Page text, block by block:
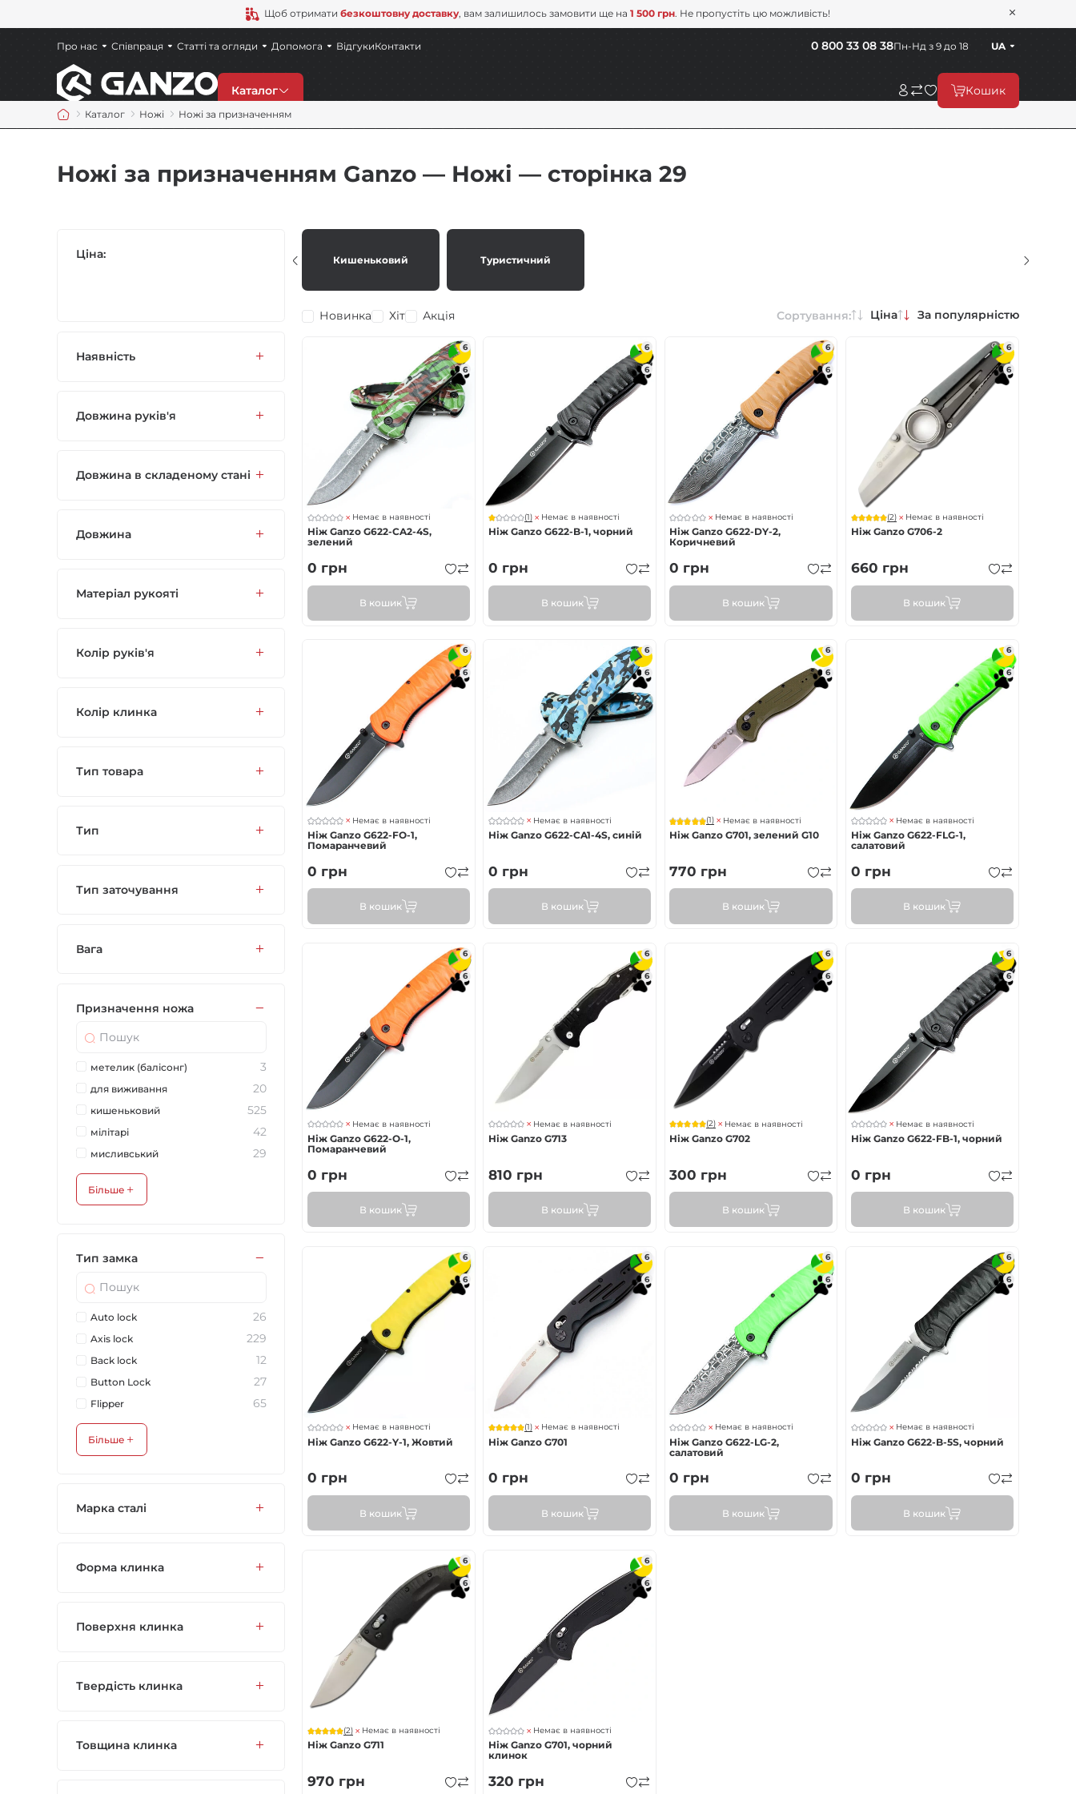
Щоб отримати безкоштовну доставку, вам залишилось замовити ще на 1 500 грн. Не пропустіть цю можливість!
Каталог
Мультитули
Спорядження
Для захисників
Кошик
Пн-Нд з 9 до 18
0 800 33 08 38 UA
Про нас Співпраця Статті та огляди Допомога ВідгукиКонтакти
Каталог Ножі Ножі за призначенням
Ножі за призначенням Ganzo — Ножі — сторінка 29
Кишеньковий Туристичний
Сортування: Ціна За популярністю
Новинка Хіт Акція
6
6
Немає в наявності
Ніж Ganzo G622-CA2-4S,
зелений
0 грн
В кошик
6
6
(1) Немає в наявності
Ніж Ganzo G622-B-1, чорний
0 грн
В кошик
6
6
Немає в наявності
Ніж Ganzo G622-DY-2,
Коричневий
0 грн
В кошик
6
6
(2) Немає в наявності
Ніж Ganzo G706-2
660 грн
В кошик
6
6
Немає в наявності
Ніж Ganzo G622-FO-1,
Помаранчевий
0 грн
В кошик
6
6
Немає в наявності
Ніж Ganzo G622-CA1-4S, синій
0 грн
В кошик
6
6
(1) Немає в наявності
Ніж Ganzo G701, зелений G10
770 грн
В кошик
6
6
Немає в наявності
Ніж Ganzo G622-FLG-1,
салатовий
0 грн
В кошик
6
6
Немає в наявності
Ніж Ganzo G622-O-1,
Помаранчевий
0 грн
В кошик
6
6
Немає в наявності
Ніж Ganzo G713
810 грн
В кошик
6
6
(2) Немає в наявності
Ніж Ganzo G702
300 грн
В кошик
6
6
Немає в наявності
Ніж Ganzo G622-FB-1, чорний
0 грн
В кошик
6
6
Немає в наявності
Ніж Ganzo G622-Y-1, Жовтий
0 грн
В кошик
6
6
(1) Немає в наявності
Ніж Ganzo G701
0 грн
В кошик
6
6
Немає в наявності
Ніж Ganzo G622-LG-2,
салатовий
0 грн
В кошик
6
6
Немає в наявності
Ніж Ganzo G622-B-5S, чорний
0 грн
В кошик
6
6
(2) Немає в наявності
Ніж Ganzo G711
970 грн
6
6
Немає в наявності
Ніж Ganzo G701, чорний
клинок
320 грн
Ціна:
Наявність
Довжина руків'я
Довжина в складеному стані
Довжина
Матеріал рукояті
Колір руків'я
Колір клинка
Тип товара
Тип
Тип заточування
Вага
Призначення ножа
метелик (балісонг) 3
для виживання 20
кишеньковий 525
мілітарі 42
мисливський 29
Більше
Тип замка
Auto lock 26
Axis lock 229
Back lock 12
Button Lock 27
Flipper 65
Більше
Марка сталі
Форма клинка
Поверхня клинка
Твердість клинка
Товщина клинка